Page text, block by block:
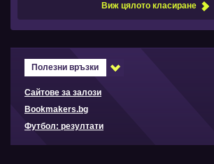
Виж цялото класиране
Полезни връзки
Сайтове за залози
Bookmakers.bg
Футбол: резултати